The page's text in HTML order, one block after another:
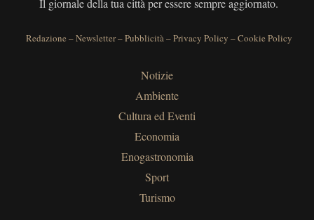
Il giornale della tua città per essere sempre aggiornato.
Redazione –Newsletter–Pubblicità–Privacy Policy –Cookie Policy
Notizie
Ambiente
Cultura ed Eventi
Economia
Enogastronomia
Sport
Turismo